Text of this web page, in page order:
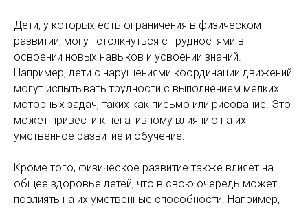
Дети, у которых есть ограничения в физическом
развитии, могут столкнуться с трудностями в
освоении новых навыков и усвоении знаний.
Например, дети с нарушениями координации движений
могут испытывать трудности с выполнением мелких
моторных задач, таких как письмо или рисование. Это
может привести к негативному влиянию на их
умственное развитие и обучение.
Кроме того, физическое развитие также влияет на
общее здоровье детей, что в свою очередь может
повлиять на их умственные способности. Например,